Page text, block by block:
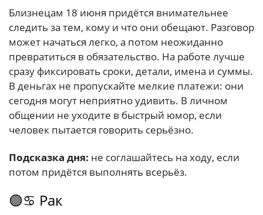
Близнецам 18 июня придётся внимательнее
следить за тем, кому и что они обещают. Разговор
может начаться легко, а потом неожиданно
превратиться в обязательство. На работе лучше
сразу фиксировать сроки, детали, имена и суммы.
В деньгах не пропускайте мелкие платежи: они
сегодня могут неприятно удивить. В личном
общении не уходите в быстрый юмор, если
человек пытается говорить серьёзно.
Подсказка дня: не соглашайтесь на ходу, если
потом придётся выполнять всерьёз.
🟣♋ Рак